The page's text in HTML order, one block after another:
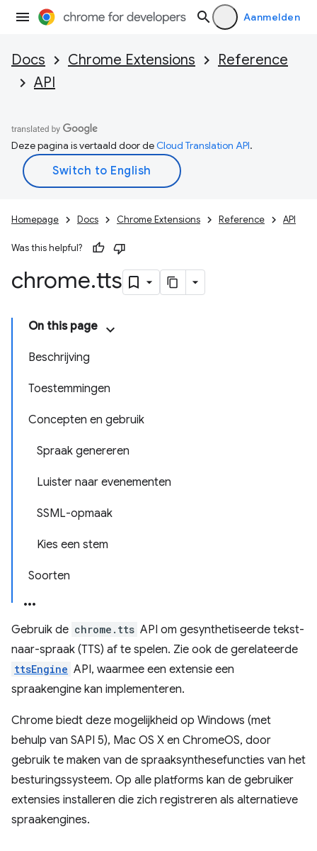
Aanmelden
Docs Chrome Extensions
Reference
API
Deze pagina is vertaald door deCloud Translation API.
Homepage Docs Chrome Extensions Reference API
Was this helpful?
chrome.tts
On this page
Beschrijving
Toestemmingen
Concepten en gebruik
Spraak genereren
Luister naar evenementen
SSML-opmaak
Kies een stem
Soorten
Gebruik de chrome.tts API om gesynthetiseerde tekst-
naar-spraak (TTS) af te spelen. Zie ook de gerelateerde
ttsEngine API, waarmee een extensie een
spraakengine kan implementeren.
Chrome biedt deze mogelijkheid op Windows (met
behulp van SAPI 5), Mac OS X en ChromeOS, door
gebruik te maken van de spraaksynthesefuncties van het
besturingssysteem. Op alle platforms kan de gebruiker
extensies installeren die zich registreren als alternatieve
spraakengines.